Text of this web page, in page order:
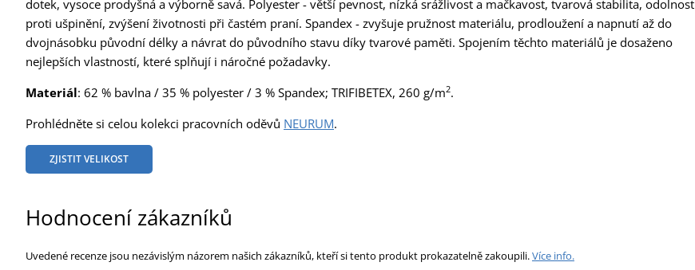
dotek, vysoce prodyšná a výborně savá. Polyester - větší pevnost, nízká srážlivost a mačkavost, tvarová stabilita, odolnost
proti ušpinění, zvýšení životnosti při častém praní. Spandex - zvyšuje pružnost materiálu, prodloužení a napnutí až do
dvojnásobku původní délky a návrat do původního stavu díky tvarové paměti. Spojením těchto materiálů je dosaženo
nejlepších vlastností, které splňují i náročné požadavky.
Materiál: 62 % bavlna / 35 % polyester / 3 % Spandex; TRIFIBETEX, 260 g/m2.
Prohlédněte si celou kolekci pracovních oděvů NEURUM.
ZJISTIT VELIKOST
Hodnocení zákazníků
Uvedené recenze jsou nezávislým názorem našich zákazníků, kteří si tento produkt prokazatelně zakoupili.Více info.